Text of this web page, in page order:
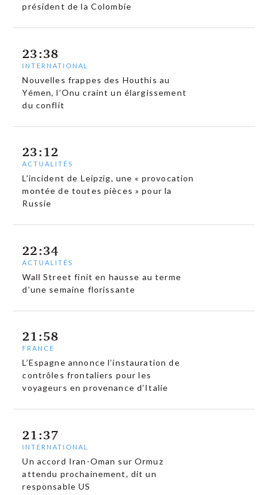
président de la Colombie
23:38
INTERNATIONAL
Nouvelles frappes des Houthis au
Yémen, l’Onu craint un élargissement
du conflit
23:12
ACTUALITÉS
L’incident de Leipzig, une « provocation
montée de toutes pièces » pour la
Russie
22:34
ACTUALITÉS
Wall Street finit en hausse au terme
d’une semaine florissante
21:58
FRANCE
L’Espagne annonce l’instauration de
contrôles frontaliers pour les
voyageurs en provenance d’Italie
21:37
INTERNATIONAL
Un accord Iran-Oman sur Ormuz
attendu prochainement, dit un
responsable US